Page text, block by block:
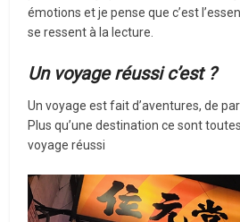
émotions et je pense que c’est
se ressent à la lecture.
Un voyage réussi c’est ?
Un voyage est fait d’aventures, de
Plus qu’une destination ce sont
voyage réussi